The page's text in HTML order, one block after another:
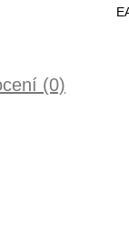
(0)